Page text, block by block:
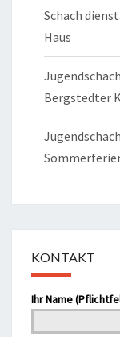
Schach
Haus
Bergstedter
KONTAKT
Bitte lasse dieses
Ihr Name